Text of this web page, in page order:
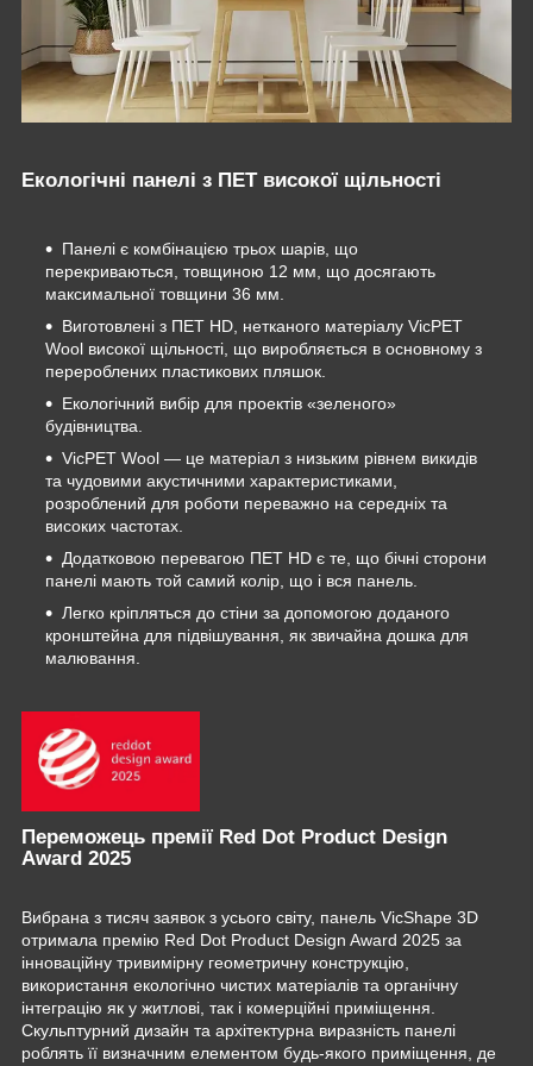
Екологічні панелі з ПЕТ високої щільності
Панелі є комбінацією трьох шарів, що
перекриваються, товщиною 12 мм, що досягають
максимальної товщини 36 мм.
Виготовлені з ПЕТ HD, нетканого матеріалу VicPET
Wool високої щільності, що виробляється в основному з
перероблених пластикових пляшок.
Екологічний вибір для проектів «зеленого»
будівництва.
VicPET Wool — це матеріал з низьким рівнем викидів
та чудовими акустичними характеристиками,
розроблений для роботи переважно на середніх та
високих частотах.
Додатковою перевагою ПЕТ HD є те, що бічні сторони
панелі мають той самий колір, що і вся панель.
Легко кріпляться до стіни за допомогою доданого
кронштейна для підвішування, як звичайна дошка для
малювання.
Переможець премії Red Dot Product Design
Award 2025
Вибрана з тисяч заявок з усього світу, панель VicShape 3D
отримала премію Red Dot Product Design Award 2025 за
інноваційну тривимірну геометричну конструкцію,
використання екологічно чистих матеріалів та органічну
інтеграцію як у житлові, так і комерційні приміщення.
Скульптурний дизайн та архітектурна виразність панелі
роблять її визначним елементом будь-якого приміщення, де